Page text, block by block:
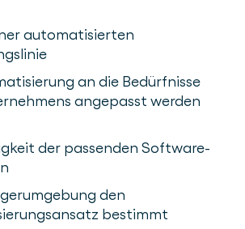
automatisierten
an die Bedürfnisse
angepasst werden
der passenden Software-
den
bestimmt